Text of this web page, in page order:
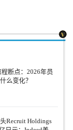
Glassdoor
声称：“当前正是融
对那些拥有特定业
赫曼也是Glassdoor
目前，Glassdoor
Glassdoor
北美地区最著名的
和信息服务公司
程断点：2026年员
么变化？
Recruit Holdings